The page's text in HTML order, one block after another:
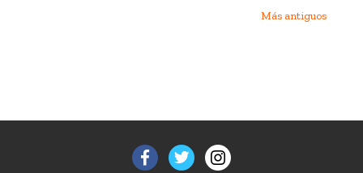
Más antiguos